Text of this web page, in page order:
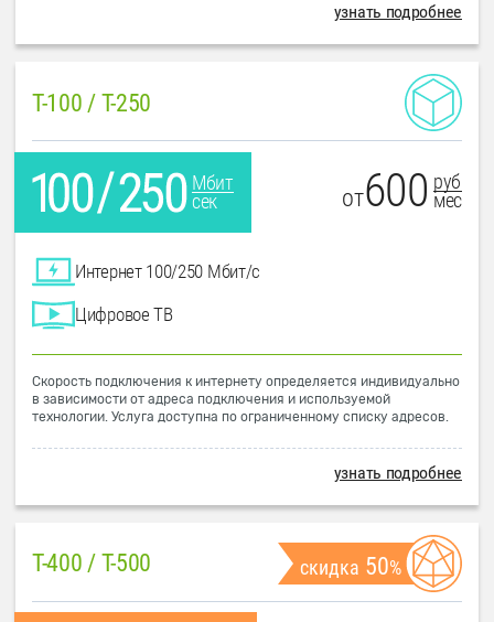
узнать подробнее
T-100 / T-250
Мбит
сек
от600 руб
мес
Интернет 100/250 Мбит/с
Цифровое ТВ
Скорость подключения к интернету определяется индивидуально
в зависимости от адреса подключения и используемой
технологии. Услуга доступна по ограниченному списку адресов.
узнать подробнее
T-400 / T-500 скидка 50%